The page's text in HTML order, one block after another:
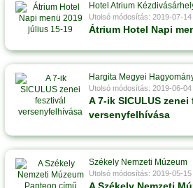
Hotel Atrium
Utolsó módosítás: 2019-07-
Átrium Hotel Napi
Hargita Megyei
Utolsó módosítás: 2019-06-
A 7-ik SICULUS
versenyfelhívása
Székely Nemzeti Múzeum
Utolsó módosítás: 2019-05-